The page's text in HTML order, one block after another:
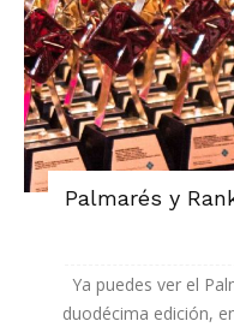
Palmarés y
Ya puedes ver el
duodécima edición,